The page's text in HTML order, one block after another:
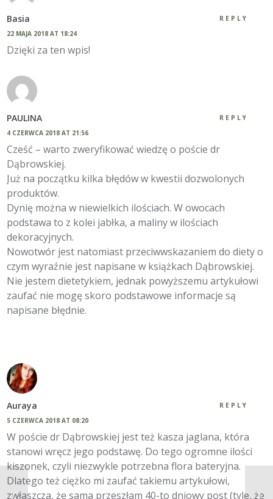
Basia
22 MAJA 2018 AT 18:24
REPLY
Dzięki za ten wpis!
PAULINA
4 CZERWCA 2018 AT 21:56
REPLY
Cześć – warto zweryfikować wiedzę o poście dr
Dąbrowskiej.
Już na początku kilka błędów w kwestii dozwolonych
produktów.
Dynię można w niewielkich ilościach. W owocach
podstawa to z kolei jabłka, a maliny w ilościach
dekoracyjnych.
Nowotwór jest natomiast przeciwwskazaniem do diety o
czym wyraźnie jest napisane w książkach Dąbrowskiej.
Nie jestem dietetykiem, jednak powyższemu artykułowi
zaufać nie mogę skoro podstawowe informacje są
napisane błędnie.
Auraya
5 CZERWCA 2018 AT 08:20
REPLY
W poście dr Dąbrowskiej jest też kasza jaglana, która
stanowi wręcz jego podstawę. Do tego ogromne ilości
kiszonek, czyli niezwykle potrzebna flora bateryjna.
Dlatego też ciężko mi zaufać takiemu artykułowi,
zwłaszcza, że sama przeszłam 40-to dniowy post (tyle, że